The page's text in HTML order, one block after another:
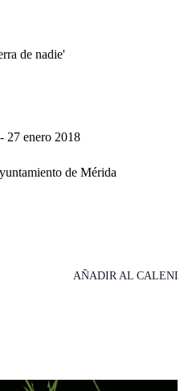
de nadie'
27 enero 2018
de Mérida
AÑADIR AL